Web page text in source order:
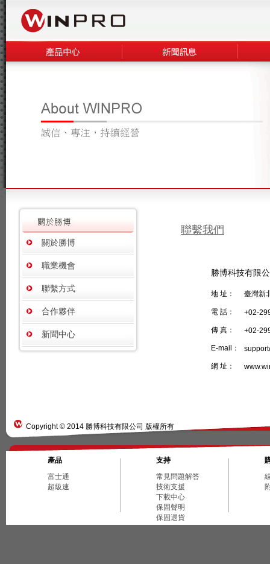
聯繫我們
勝博科技有限
地 址： 臺灣新
電 話： +02-
傳 真： +02-
E-mail：
網 址：
關於勝博
職業機會
聯繫方式
合作夥伴
新聞中心
Copyright © 2014 勝博科技有限公司 版權所有
產品
富士通
超級速
支持
常見問題解答
技術支援
下載中心
保固聲明
保固退貨